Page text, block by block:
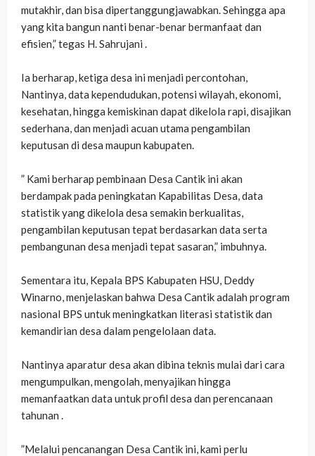
mutakhir, dan bisa dipertanggungjawabkan. Sehingga apa
yang kita bangun nanti benar-benar bermanfaat dan
efisien,” tegas H. Sahrujani .
‎Ia berharap, ketiga desa ini menjadi percontohan,
Nantinya, data kependudukan, potensi wilayah, ekonomi,
kesehatan, hingga kemiskinan dapat dikelola rapi, disajikan
sederhana, dan menjadi acuan utama pengambilan
keputusan di desa maupun kabupaten.
‎” Kami berharap pembinaan Desa Cantik ini akan
berdampak pada peningkatan Kapabilitas Desa, data
statistik yang dikelola desa semakin berkualitas,
pengambilan keputusan tepat berdasarkan data serta
pembangunan desa menjadi tepat sasaran,” imbuhnya.
‎Sementara itu, Kepala BPS Kabupaten HSU, Deddy
Winarno, menjelaskan bahwa Desa Cantik adalah program
nasional BPS untuk meningkatkan literasi statistik dan
kemandirian desa dalam pengelolaan data.
‎Nantinya aparatur desa akan dibina teknis mulai dari cara
mengumpulkan, mengolah, menyajikan hingga
memanfaatkan data untuk profil desa dan perencanaan
tahunan .
‎”Melalui pencanangan Desa Cantik ini, kami perlu